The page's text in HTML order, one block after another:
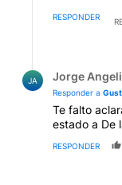
RESPONDER
JA Jorge Angeli
Responder a
Te falto
estado a De
RESPONDER